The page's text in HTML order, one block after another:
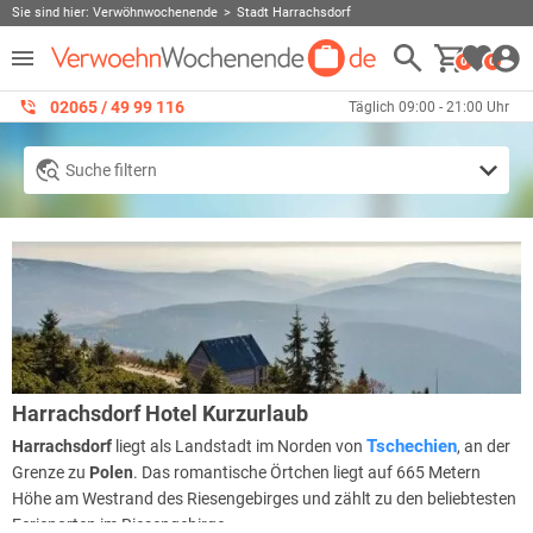
Sie sind hier: Verwöhnwochenende Stadt Harrachsdorf
0 0
02065 / 49 ‌99 116 Täglich 09:00 - 21:00 Uhr
Suche filtern
Harrachsdorf Hotel Kurzurlaub
Harrachsdorf liegt als Landstadt im Norden von Tschechien, an der
Grenze zu Polen. Das romantische Örtchen liegt auf 665 Metern
Höhe am Westrand des Riesengebirges und zählt zu den beliebtesten
Ferienorten im Riesengebirge.